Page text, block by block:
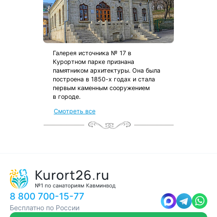
Галерея источника № 17 в
Курортном парке признана
памятником архитектуры. Она была
построена в 1850-х годах и стала
первым каменным сооружением
в городе.
Смотреть все
от местных жителей
с чек-листом
и туристической картой
8 800 700-15-77
Бесплатно по России